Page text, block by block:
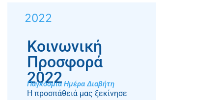
2022
Κοινωνική
Προσφορά
2022
Παγκόσμια Ημέρα Διαβήτη
Η προσπάθειά μας ξεκίνησε